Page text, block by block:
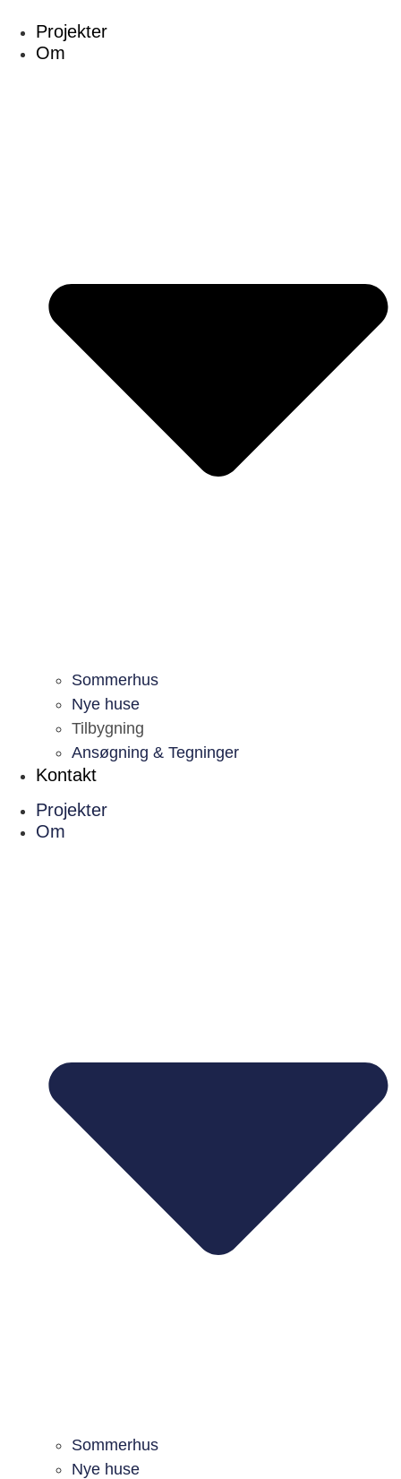
content
Projekter
Om
Sommerhus
Nye huse
Tilbygning
Ansøgning & Tegninger
Kontakt
Projekter
Om
Sommerhus
Nye huse